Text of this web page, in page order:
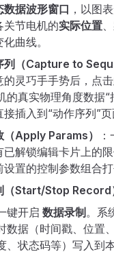
数据波形窗口 ，以图
关节电机的实际位置、
化曲线。
列（Capture to
的灵巧手手势后，点
的真实物理角度数据“
插入到“动作序列”页
（Apply Params）
已解锁编辑卡片上的限
置的控制参数组合打
（Start/Stop Record
键开启 数据录制 。系
数据（时间戳、位置
、状态码等）写入到